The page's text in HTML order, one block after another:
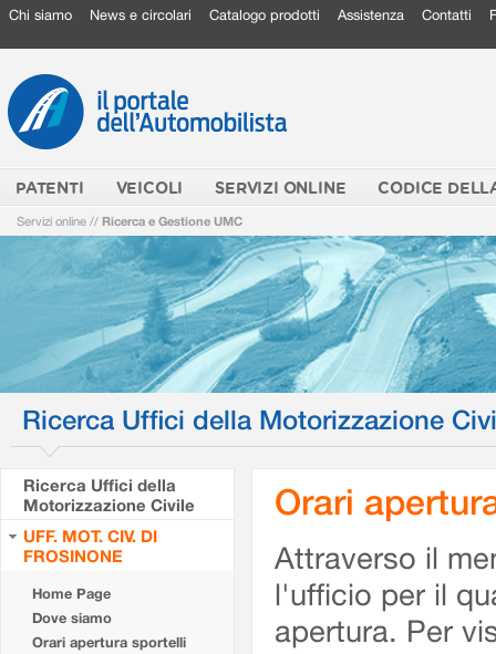
Chi siamo News e circolari Catalogo prodotti Assistenza Contatti
PATENTI VEICOLI SERVIZI ONLINE CODICE
Servizi online // Ricerca e Gestione UMC
Ricerca Uffici della Motorizzazione
Ricerca Uffici della
Motorizzazione Civile
UFF. MOT. CIV. DI
FROSINONE
Home Page
Dove siamo
Orari apertura sportelli
Orari
Attraverso il
l'ufficio per il
apertura. Per